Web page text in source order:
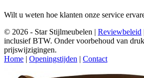
Wilt u weten hoe klanten onze service
© 2026 - Star Stijlmeubelen | Reviewbeleid
inclusief BTW. Onder voorbehoud van
prijswijzigingen.
Home | Openingstijden | Contact